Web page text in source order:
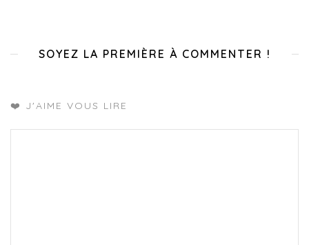
SOYEZ LA PREMIÈRE À COMMENTER !
❤️ J'AIME VOUS LIRE